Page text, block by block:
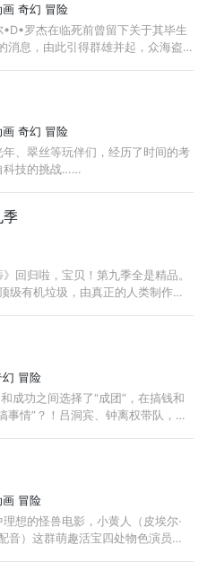
画 奇幻 冒险
罗杰在临死前曾留下关于其毕生
消息，由此引得群雄并起，众海盗
画 奇幻 冒险
、翠丝等玩伴们，经历了时间的考
科技的挑战……
季
回归啦，宝贝！第九季全是精品。
级有机垃圾，由真正的人类制作，
幻 冒险
成功之间选择了“成团”，在搞钱和
事情”？！吕洞宾、钟离权带队，集
画 冒险
想的怪兽电影，小黄人（皮埃尔·
音）这群萌趣活宝四处物色演员，